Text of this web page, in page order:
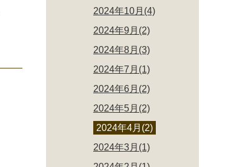
2024年10月(4)
2024年9月(2)
2024年8月(3)
2024年7月(1)
2024年6月(2)
2024年5月(2)
2024年4月(2)
2024年3月(1)